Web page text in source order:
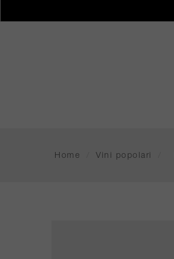
Home Vini popolari